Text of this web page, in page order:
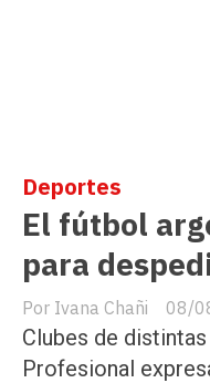
El fútbol
para
Ivana Chañi
Deportes
08/
Clubes de
Profesional